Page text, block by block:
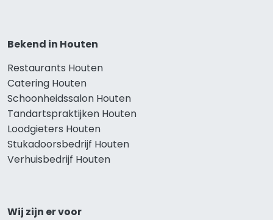
Bekend in Houten
Restaurants Houten
Catering Houten
Schoonheidssalon Houten
Tandartspraktijken Houten
Loodgieters Houten
Stukadoorsbedrijf Houten
Verhuisbedrijf Houten
Wij zijn er voor